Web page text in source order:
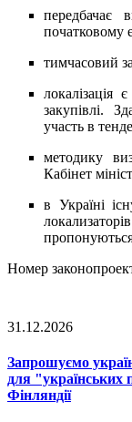
передбачає
початковому
тимчасовий
локалізація
закупівлі.
участь в
методику
Кабінет
в Україні
пропонуються
Номер
31.12.2026
Запрошуємо
для "українських
Фінляндії